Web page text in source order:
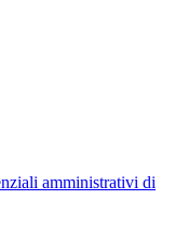
amministrativi di